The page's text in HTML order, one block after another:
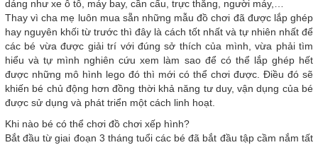
dáng như xe ô tô, máy bay, cần cẩu, trực thăng, người máy,…
Thay vì cha mẹ luôn mua sẵn những mẫu đồ chơi đã được lắp ghép
hay nguyên khối từ trước thì đây là cách tốt nhất và tự nhiên nhất để
các bé vừa được giải trí với đúng sở thích của mình, vừa phải tìm
hiểu và tự mình nghiên cứu xem làm sao để có thể lắp ghép hết
được những mô hình lego đó thì mới có thể chơi được. Điều đó sẽ
khiến bé chủ động hơn đồng thời khả năng tư duy, vận dụng của bé
được sử dụng và phát triển một cách linh hoạt.
Khi nào bé có thể chơi đồ chơi xếp hình?
Bắt đầu từ giai đoạn 3 tháng tuổi các bé đã bắt đầu tập cầm nắm tất